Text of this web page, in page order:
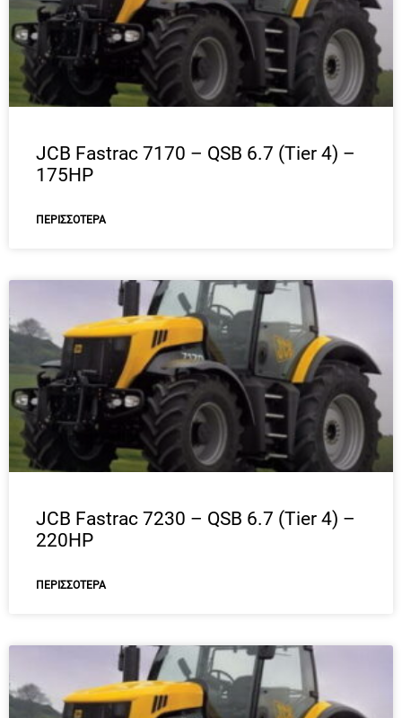
JCB Fastrac 7170 – QSB 6.7 (Tier 4) –
175HP
ΠΕΡΙΣΣΌΤΕΡΑ
JCB Fastrac 7230 – QSB 6.7 (Tier 4) –
220HP
ΠΕΡΙΣΣΌΤΕΡΑ